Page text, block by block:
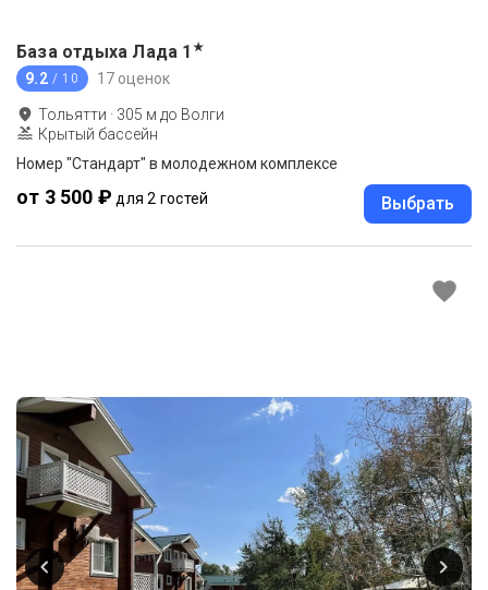
База отдыха Лада 1 ★
9.2 / 10 17 оценок
Тольятти · 305 м до Волги
Крытый бассейн
Номер "Стандарт" в молодежном комплексе
от 3 500 ₽ для 2 гостей Выбрать